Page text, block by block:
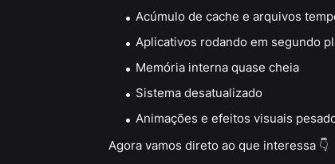
Acúmulo de cache e arquivos
Aplicativos rodando em segundo
Memória interna quase cheia
Sistema desatualizado
Animações e efeitos visuais
Agora vamos direto ao que interessa 👇